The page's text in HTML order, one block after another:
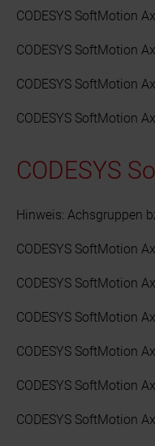
CODESYS SoftMotion
CODESYS SoftMotion
CODESYS SoftMotion
CODESYS SoftMotion
CODESYS
Hinweis: Achsgruppen
CODESYS SoftMotion
CODESYS SoftMotion
CODESYS SoftMotion
CODESYS SoftMotion
CODESYS SoftMotion
CODESYS SoftMotion